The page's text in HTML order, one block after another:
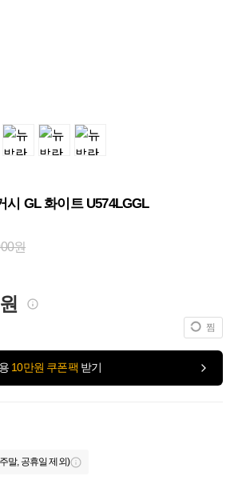
시 GL 화이트 U574LGGL
원
찜
10만원 쿠폰팩 받기
말, 공휴일 제외)